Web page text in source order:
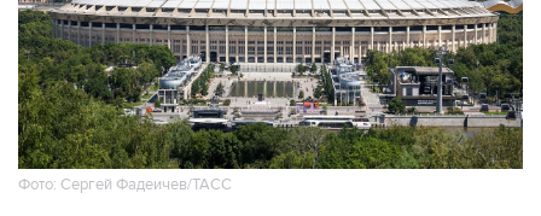
Фото: Сергей Фадеичев/ТАСС